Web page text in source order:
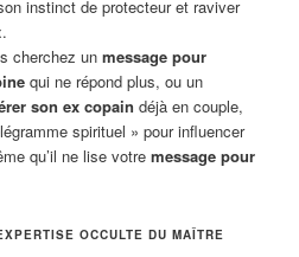
instinct de protecteur et raviver
cherchez un message pour
qui ne répond plus, ou un
son ex copain déjà en couple,
spirituel » pour influencer
qu’il ne lise votre message pour
OCCULTE DU MAÎTRE